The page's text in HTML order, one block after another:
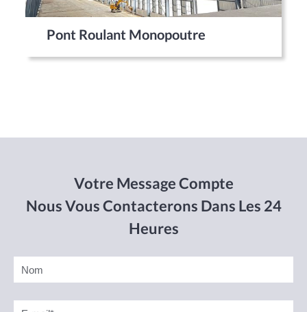
Pont Roulant Monopoutre
Votre Message Compte
Nous Vous Contacterons Dans Les 24
Heures